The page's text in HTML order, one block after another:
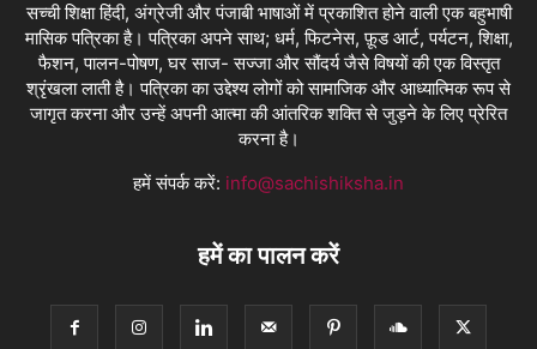
सच्ची शिक्षा हिंदी, अंग्रेजी और पंजाबी भाषाओं में प्रकाशित होने वाली एक बहुभाषी
मासिक पत्रिका है। पत्रिका अपने साथ; धर्म, फिटनेस, फ़ूड आर्ट, पर्यटन, शिक्षा,
फैशन, पालन-पोषण, घर साज- सज्जा और सौंदर्य जैसे विषयों की एक विस्तृत
श्रृंखला लाती है। पत्रिका का उद्देश्य लोगों को सामाजिक और आध्यात्मिक रूप से
जागृत करना और उन्हें अपनी आत्मा की आंतरिक शक्ति से जुड़ने के लिए प्रेरित
करना है।
हमें संपर्क करें: info@sachishiksha.in
हमें का पालन करें